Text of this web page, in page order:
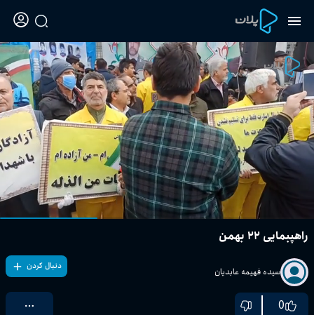
راهپبمایی ۲۲ بهمن
سیده فهیمه عابدیان دنبال کردن
0